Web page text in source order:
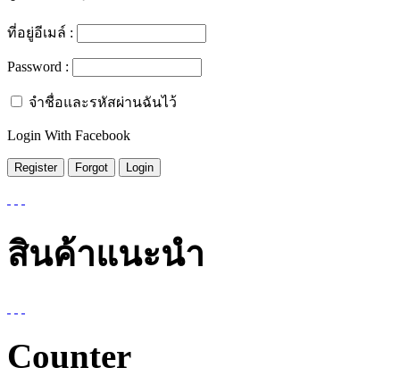
ที่อยู่อีเมล์ :
Password :
จำชื่อและรหัสผ่านฉันไว้
Login With Facebook
สินค้าแนะนำ
Counter